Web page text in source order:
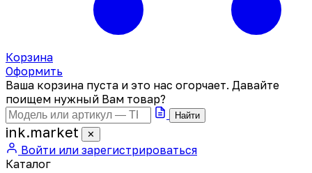
Корзина
Оформить
Ваша корзина пуста и это нас огорчает. Давайте
поищем нужный Вам товар?
Найти
ink.market ✕
Войти или зарегистрироваться
Каталог